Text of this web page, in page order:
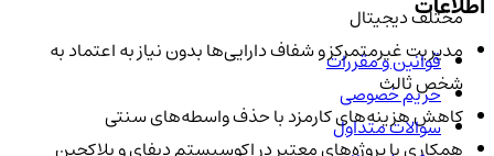
مختلف دیجیتال
مدیریت غیرمتمرکز و شفاف دارایی‌ها بدون نیاز به اعتماد به
شخص ثالث
کاهش هزینه‌های کارمزد با حذف واسطه‌های سنتی
همکاری با پروژه‌های معتبر در اکوسیستم دیفای و بلاکچین
قوانین و مقررات
حریم خصوصی
سوالات متداول